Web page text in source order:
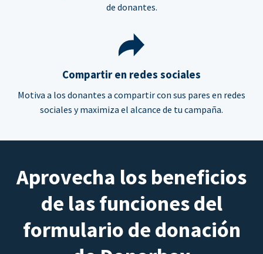
de donantes.
Compartir en redes sociales
Motiva a los donantes a compartir con sus pares en redes
sociales y maximiza el alcance de tu campaña.
Aprovecha los beneficios
de las funciones del
formulario de donación